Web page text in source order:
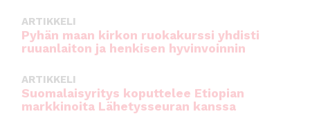
o
o
k
p
ARTIKKELI
Pyhän maan kirkon ruokakurssi yhdisti
ruuanlaiton ja henkisen hyvinvoinnin
ARTIKKELI
Suomalaisyritys koputtelee Etiopian
markkinoita Lähetysseuran kanssa